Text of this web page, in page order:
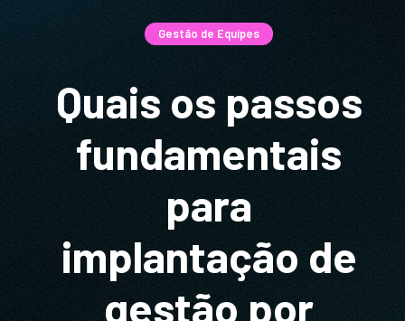
Gestão de Equipes
Quais os passos
fundamentais
para
implantação de
gestão por